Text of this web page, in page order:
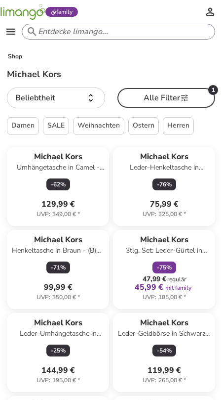
family
Shop
Michael Kors
Beliebtheit
1
Alle Filter
Damen SALE Weihnachten Ostern Herren
Michael Kors
Umhängetasche in Camel -
(B)25 x (H)25 x (T)5 cm
-62%
129,99 €
UVP: 349,00 €*
Michael Kors
Leder-Henkeltasche in
Dunkelblau - (B)20 x (H)12 x
(T)7 cm
-76%
75,99 €
UVP: 325,00 €*
Michael Kors
Henkeltasche in Braun - (B)20
x (H)17 x (T)10 cm
-71%
99,99 €
UVP: 350,00 €*
Michael Kors
3tlg. Set: Leder-Gürtel in
Schwarz
-75%
47,99 €regulär
45,99 € mit family
UVP: 185,00 €*
Michael Kors
Leder-Umhängetasche in
Schwarz - (B)19 x (H)12 x
(T)8 cm
-25%
144,99 €
UVP: 195,00 €*
Michael Kors
Leder-Geldbörse in Schwarz -
(B)19,7 x (H)10,2 x (T)2,5 cm
-54%
119,99 €
UVP: 265,00 €*